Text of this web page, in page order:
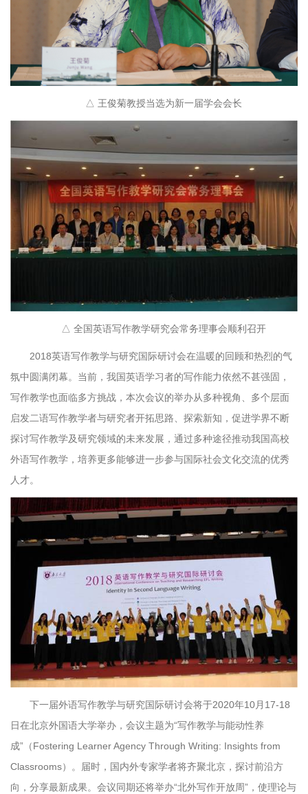
△ 王俊菊教授当选为新一届学会会长
△ 全国英语写作教学研究会常务理事会顺利召开
2018英语写作教学与研究国际研讨会在温暖的回顾和热烈的气
氛中圆满闭幕。当前，我国英语学习者的写作能力依然不甚强固，
写作教学也面临多方挑战，本次会议的举办从多种视角、多个层面
启发二语写作教学者与研究者开拓思路、探索新知，促进学界不断
探讨写作教学及研究领域的未来发展，通过多种途径推动我国高校
外语写作教学，培养更多能够进一步参与国际社会文化交流的优秀
人才。
下一届外语写作教学与研究国际研讨会将于2020年10月17-18
日在北京外国语大学举办，会议主题为“写作教学与能动性养
成”（Fostering Learner Agency Through Writing: Insights from
Classrooms）。届时，国内外专家学者将齐聚北京，探讨前沿方
向，分享最新成果。会议同期还将举办“北外写作开放周”，使理论与